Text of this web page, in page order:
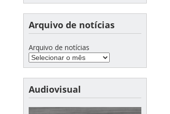
Arquivo de notícias
Arquivo de notícias
Audiovisual